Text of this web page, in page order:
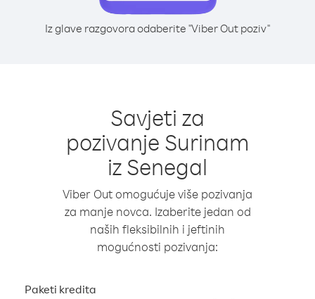
Iz glave razgovora odaberite "Viber Out poziv"
Savjeti za
pozivanje Surinam
iz Senegal
Viber Out omogućuje više pozivanja
za manje novca. Izaberite jedan od
naših fleksibilnih i jeftinih
mogućnosti pozivanja:
Paketi kredita